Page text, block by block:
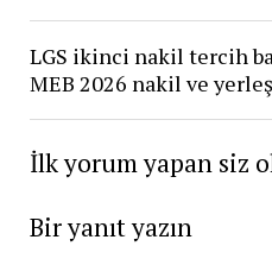
LGS ikinci nakil tercih
MEB 2026 nakil ve
İlk yorum yapan siz
Bir yanıt yazın